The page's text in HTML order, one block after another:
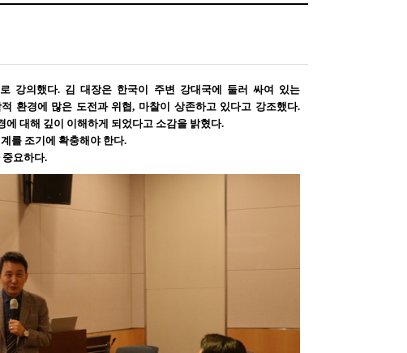
강의했다. 김 대장은 한국이 주변 강대국에 둘러 싸여 있는
환경에 많은 도전과 위협, 마찰이 상존하고 있다고 강조했다.
대해 깊이 이해하게 되었다고 소감을 밝혔다.
를 조기에 확충해야 한다.
중요하다.